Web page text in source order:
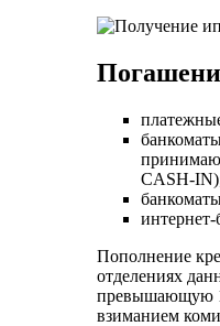
CASH-
интернет-
Пополнение
отделениях
превышающую
взиманием